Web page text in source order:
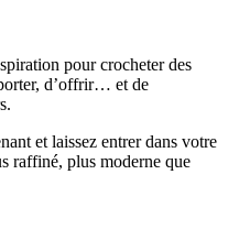
pour crocheter des
d’offrir… et de
et laissez entrer dans votre
raffiné, plus moderne que